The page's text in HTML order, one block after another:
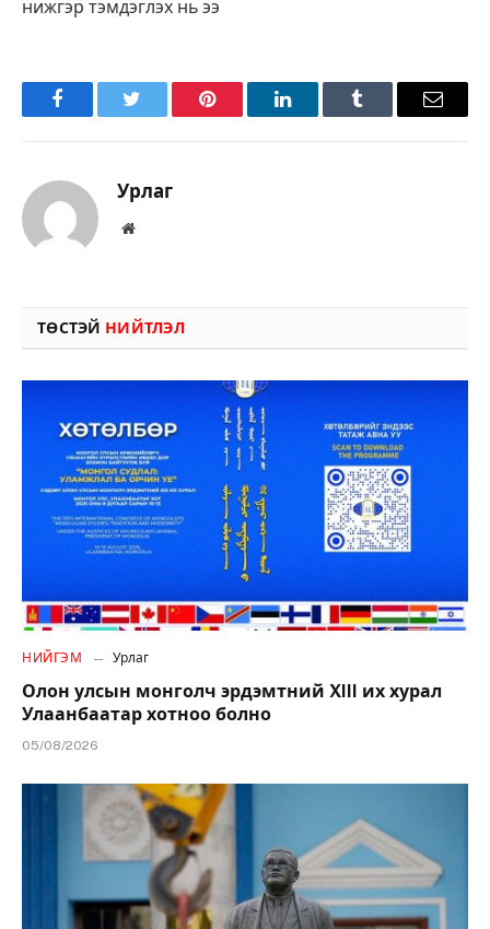
нижгэр тэмдэглэх нь ээ
FacebookTwitter Pinterest LinkedInTumblr Имэйл
Урлаг
Вэбсайт
ТӨСТЭЙ НИЙТЛЭЛ
НИЙГЭМ Урлаг
Олон улсын монголч эрдэмтний XIII их хурал
Улаанбаатар хотноо болно
05/08/2026